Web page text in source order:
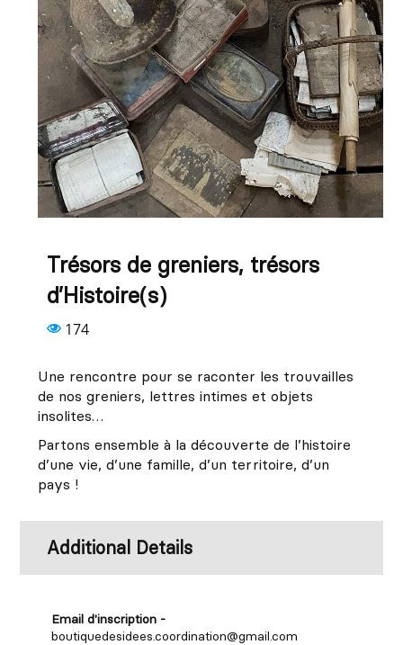
Trésors de greniers, trésors
d’Histoire(s)
174
Une rencontre pour se raconter les trouvailles
de nos greniers, lettres intimes et objets
insolites…
Partons ensemble à la découverte de l’histoire
d’une vie, d’une famille, d’un territoire, d’un
pays !
Additional Details
Email d'inscription -
boutiquedesidees.coordination@gmail.com